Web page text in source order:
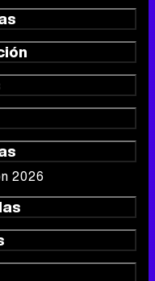
2026